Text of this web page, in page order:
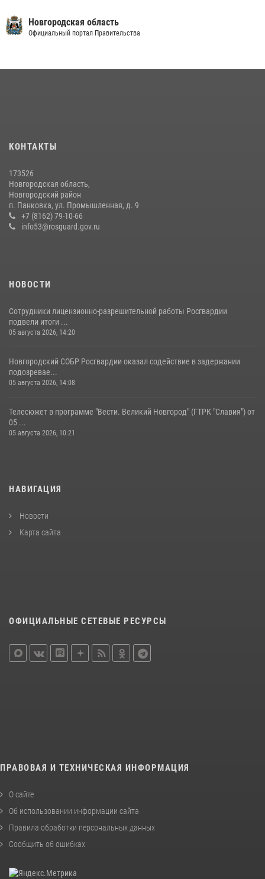
воспитанников летнего лагеря мастер-класс по тактической
медицине
Новгородские росгвардейцы завоевали третье место в Санкт-
Росгвардейцы из Великого Новгорода стали призерами в личном
спортивному самбо
04 августа 2026, 11:42
Новгородские росгвардейцы рассказали о службе детям из летнего
лагеря «Волынь»
Новгородская область
Официальный портал Правительства
КОНТАКТЫ
173526
Новгородская область,
Новгородский район
п. Панковка, ул. Промышленная, д. 9
+7 (8162) 79-10-66
info53@rosguard.gov.ru
НОВОСТИ
Сотрудники лицензионно-разрешительной работы Росгвардии
подвели итоги ...
05 августа 2026, 14:20
Новгородский СОБР Росгвардии оказал содействие в задержании
подозревае...
05 августа 2026, 14:08
Телесюжет в программе "Вести. Великий Новгород" (ГТРК "Славия") от
05 ...
05 августа 2026, 10:21
НАВИГАЦИЯ
Новости
Карта сайта
ОФИЦИАЛЬНЫЕ СЕТЕВЫЕ РЕСУРСЫ
ПРАВОВАЯ И ТЕХНИЧЕСКАЯ ИНФОРМАЦИЯ
О сайте
Об использовании информации сайта
Правила обработки персональных данных
Сообщить об ошибках